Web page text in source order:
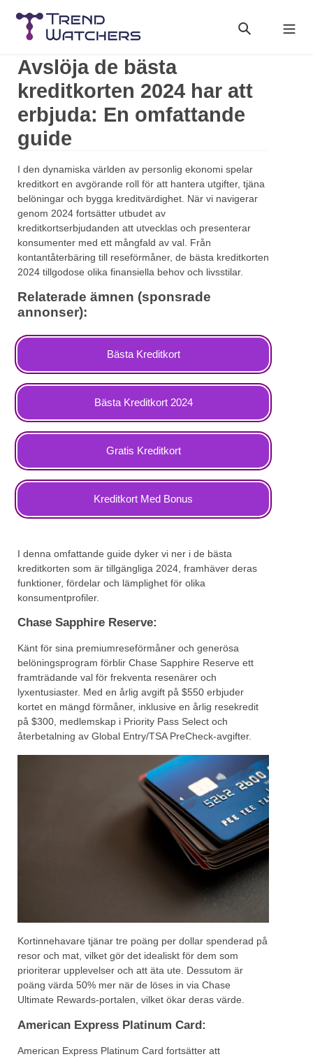
content
Search
Cart
Avslöja de bästa
kreditkorten 2024 har att
erbjuda: En omfattande
guide
I den dynamiska världen av personlig ekonomi spelar
kreditkort en avgörande roll för att hantera utgifter, tjäna
belöningar och bygga kreditvärdighet. När vi navigerar
genom 2024 fortsätter utbudet av
kreditkortserbjudanden att utvecklas och presenterar
konsumenter med ett mångfald av val. Från
kontantåterbäring till reseförmåner, de bästa kreditkorten
2024 tillgodose olika finansiella behov och livsstilar.
Relaterade ämnen (sponsrade
annonser):
Bästa Kreditkort
Bästa Kreditkort 2024
Gratis Kreditkort
Kreditkort Med Bonus
I denna omfattande guide dyker vi ner i de bästa
kreditkorten som är tillgängliga 2024, framhäver deras
funktioner, fördelar och lämplighet för olika
konsumentprofiler.
Chase Sapphire Reserve:
Känt för sina premiumreseförmåner och generösa
belöningsprogram förblir Chase Sapphire Reserve ett
framträdande val för frekventa resenärer och
lyxentusiaster. Med en årlig avgift på $550 erbjuder
kortet en mängd förmåner, inklusive en årlig resekredit
på $300, medlemskap i Priority Pass Select och
återbetalning av Global Entry/TSA PreCheck-avgifter.
Kortinnehavare tjänar tre poäng per dollar spenderad på
resor och mat, vilket gör det idealiskt för dem som
prioriterar upplevelser och att äta ute. Dessutom är
poäng värda 50% mer när de löses in via Chase
Ultimate Rewards-portalen, vilket ökar deras värde.
American Express Platinum Card:
American Express Platinum Card fortsätter att